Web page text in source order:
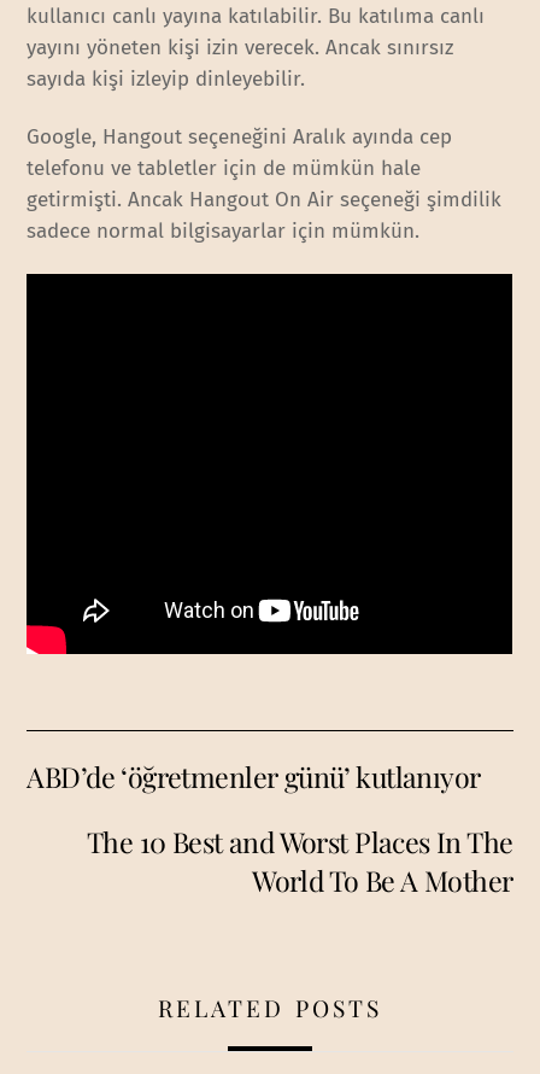
kullanıcı canlı yayına katılabilir. Bu katılıma canlı
yayını yöneten kişi izin verecek. Ancak sınırsız
sayıda kişi izleyip dinleyebilir.
Google, Hangout seçeneğini Aralık ayında cep
telefonu ve tabletler için de mümkün hale
getirmişti. Ancak Hangout On Air seçeneği şimdilik
sadece normal bilgisayarlar için mümkün.
ABD’de ‘öğretmenler günü’ kutlanıyor
The 10 Best and Worst Places In The
World To Be A Mother
RELATED POSTS